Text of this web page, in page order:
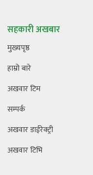
सहकारी अखबार
मुख्यपृष्ठ
हाम्रो बारे
अखवार टिम
सम्पर्क
अखवार डाईरेक्ट्री
अखवार टिभि